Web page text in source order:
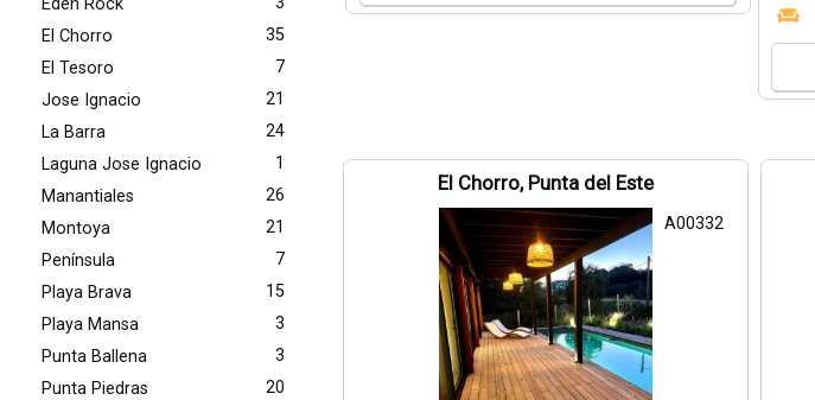
Eden Rock
El Chorro
35
El Tesoro
7
Jose Ignacio
21
La Barra
24
Laguna Jose Ignacio
1
Manantiales
26
Montoya
21
Península
7
Playa Brava
15
Playa Mansa
3
Punta Ballena
3
Punta Piedras
20
El Chorro, Punta del Este
A00332